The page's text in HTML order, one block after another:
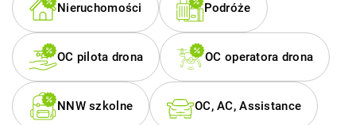
Nieruchomości Podróże
OC pilota drona OC operatora drona
NNW szkolne OC, AC, Assistance